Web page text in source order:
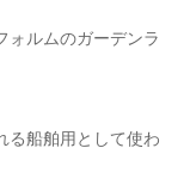
ォルムのガーデンラ
る船舶用として使わ